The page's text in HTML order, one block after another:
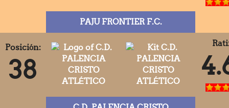
PAJU FRONTIER F.C.
Posición:
38